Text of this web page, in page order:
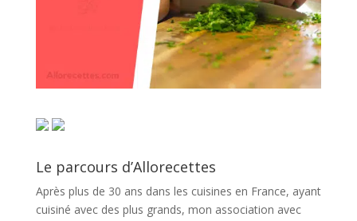
Le parcours d’Allorecettes
Après plus de 30 ans dans les cuisines en France, ayant
cuisiné avec des plus grands, mon association avec